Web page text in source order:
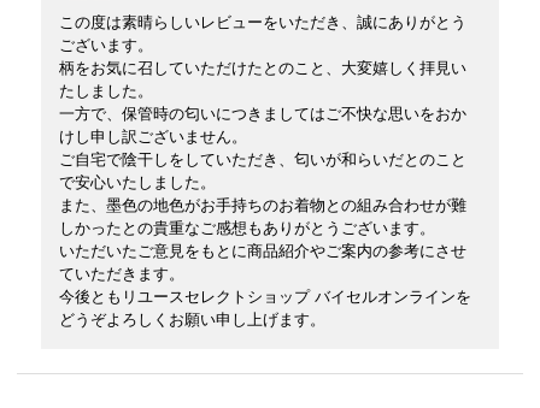
この度は素晴らしいレビューをいただき、誠にありがとう
ございます。
柄をお気に召していただけたとのこと、大変嬉しく拝見い
たしました。
一方で、保管時の匂いにつきましてはご不快な思いをおか
けし申し訳ございません。
ご自宅で陰干しをしていただき、匂いが和らいだとのこと
で安心いたしました。
また、墨色の地色がお手持ちのお着物との組み合わせが難
しかったとの貴重なご感想もありがとうございます。
いただいたご意見をもとに商品紹介やご案内の参考にさせ
ていただきます。
今後ともリユースセレクトショップ バイセルオンラインを
どうぞよろしくお願い申し上げます。